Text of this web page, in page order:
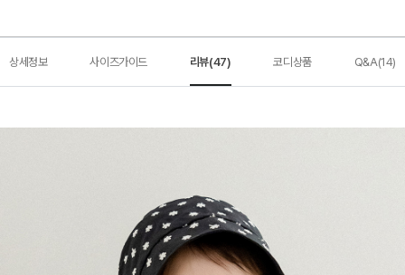
상세정보 사이즈가이드 리뷰(47) 코디상품 Q&A(14)